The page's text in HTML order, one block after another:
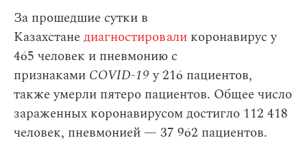
За прошедшие сутки в
Казахстанедиагностировали коронавирус у
465 человек и пневмонию с
признаками COVID-19у 216 пациентов,
также умерли пятеро пациентов. Общее число
зараженных коронавирусом достигло 112 418
человек, пневмонией — 37 962 пациентов.